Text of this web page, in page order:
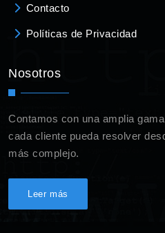
Contacto
Políticas de Privacidad
Nosotros
Contamos con una amplia
cada cliente pueda resolver
más complejo.
Leer más